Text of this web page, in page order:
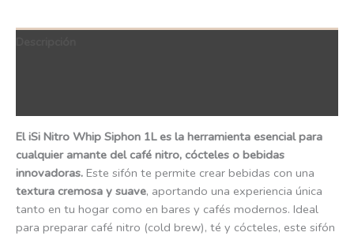
El iSi Nitro Whip Siphon 1L es la herramienta esencial para
cualquier amante del café nitro, cócteles o bebidas
innovadoras. Este sifón te permite crear bebidas con una
textura cremosa y suave, aportando una experiencia única
tanto en tu hogar como en bares y cafés modernos. Ideal
para preparar café nitro (cold brew), té y cócteles, este sifón